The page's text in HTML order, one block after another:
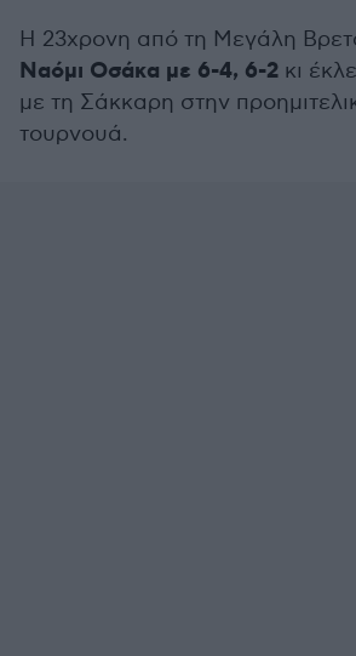
Η 23χρονη από τη Μεγάλη
Ναόμι Οσάκα με 6-4, 6-2 κι
με τη Σάκκαρη στην
τουρνουά.